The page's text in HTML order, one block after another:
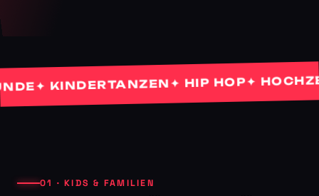
✦ KINDERTANZEN✦ HIP HOP ✦
01 · KIDS & FAMILIEN